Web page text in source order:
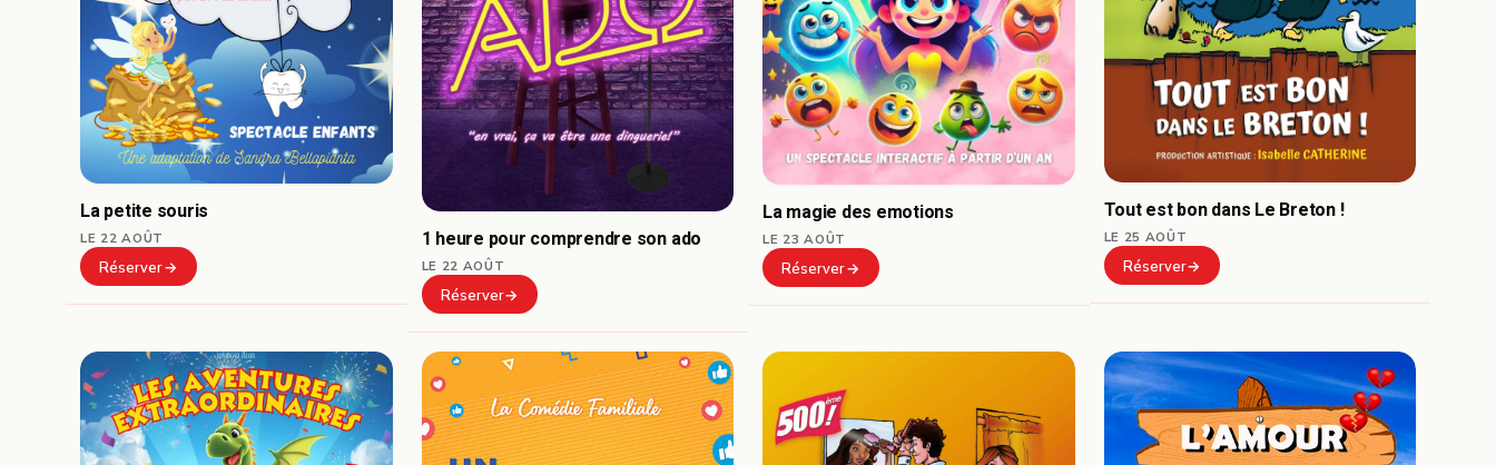
La petite souris
LE 22 AOÛT
Réserver
1 heure pour comprendre son ado
LE 22 AOÛT
Réserver
La magie des emotions
LE 23 AOÛT
Réserver
Tout est bon dans Le Breton !
LE 25 AOÛT
Réserver